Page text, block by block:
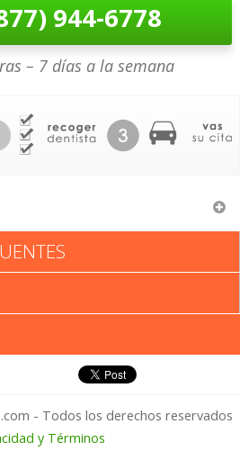
944-6778
– 7 días a la semana
At Avondale:
- Todos los derechos reservados
y Términos